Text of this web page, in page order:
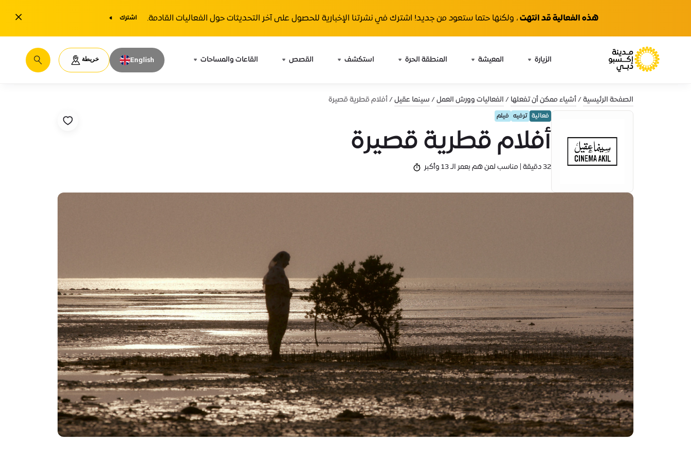
هذه الفعالية قد انتهت ، ولكنها حتما ستعود من جديد! اشترك في نشرتنا الإخبارية للحصول على آخر التحديثات حول الفعاليات القادمة. اشترك
الزيارة المعيشة المنطقة الحرة استكشف القصص القاعات والمساحات English خريطة
يبحث
الصفحة الرئيسية أشياء ممكن أن تفعلها الفعاليات وورش العمل سينما عقيل أفلام قطرية قصيرة
فعالية ترفيه فيلم
أفلام قطرية قصيرة
32 دقيقة | مناسب لمن هم بعمر الـ 13 وأكبر